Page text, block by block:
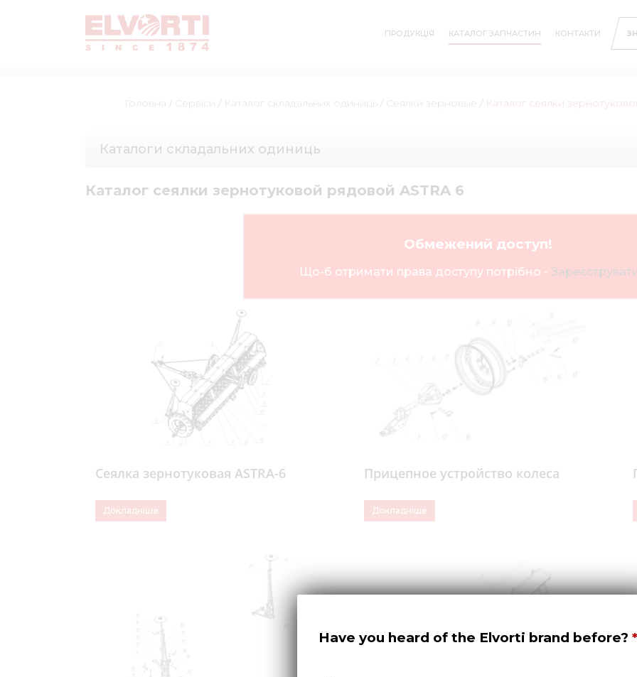
ПРОДУКЦІЯ КАТАЛОГ ЗАПЧАСТИН КОНТАКТИ
Головна / Сервіси / Каталог складальних одиниць / Сеялки зерновые / Каталог сеялки
Каталоги складальних одиниць
Каталог сеялки зернотуковой рядовой ASTRA 6
Обмежений доступ!
Що-б отримати права доступу потрібно -
Сеялка зернотуковая ASTRA-6
Докладніше
Прицепное устройство колеса
Докладніше
Have you heard of the Elvorti brand before?